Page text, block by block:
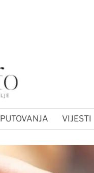
PUTOVANJA VIJESTI